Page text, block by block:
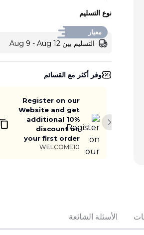
نوع التسليم
معيار
التسليم بين Aug 9 - Aug 12
وفر أكثر مع القسائم
Register on our
Website and get
additional 10%
discount on
your first order
WELCOME10
Next slide
الأسئلة الشائعة